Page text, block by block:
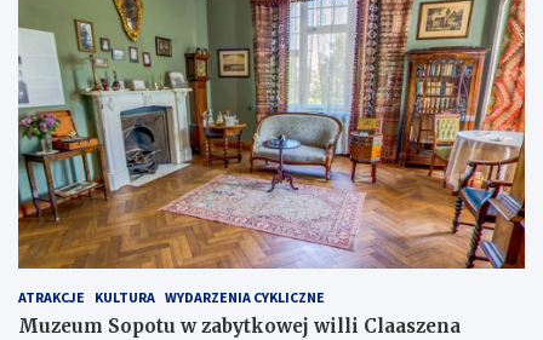
ATRAKCJE KULTURA WYDARZENIA CYKLICZNE
Muzeum Sopotu w zabytkowej willi Claaszena